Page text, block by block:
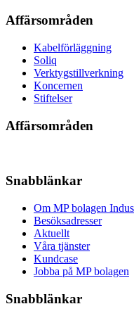
Affärsområden
Kabelförläggning
Soliq
Verktygstillverkning
Koncernen
Stiftelser
Affärsområden
Snabblänkar
Om MP bolagen
Besöksadresser
Aktuellt
Våra tjänster
Kundcase
Jobba på MP bolagen
Snabblänkar